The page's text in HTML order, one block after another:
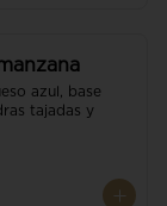
azul, base
tajadas y